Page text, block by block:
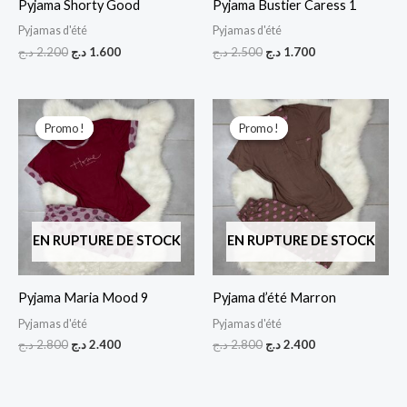
Pyjama Shorty Good
Pyjamas d'été
2.200د.ج 1.600 د.ج
Pyjama Bustier Caress 1
Pyjamas d'été
2.500د.ج 1.700 د.ج
Promo !
EN RUPTURE DE STOCK
Promo !
Pyjama Maria Mood 9
Pyjamas d'été
2.800د.ج
Le
prix
initial
était :
2.800 د.ج.
2.400د.ج
Le
prix
actuel
est :
Promo !
EN RUPTURE DE STOCK
Promo !
Pyjama d’été Marron
Pyjamas d'été
2.800د.ج
Le
prix
initial
était :
2.800 د.ج.
2.400د.ج
Le
prix
actuel
est :
2.400 د.ج.